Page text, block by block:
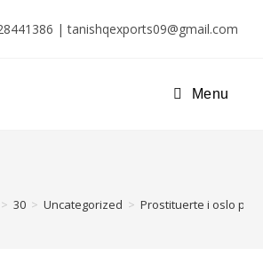
| tanishqexports09@gmail.com
Menu
> 30 > Uncategorized > Prostituerte i oslo